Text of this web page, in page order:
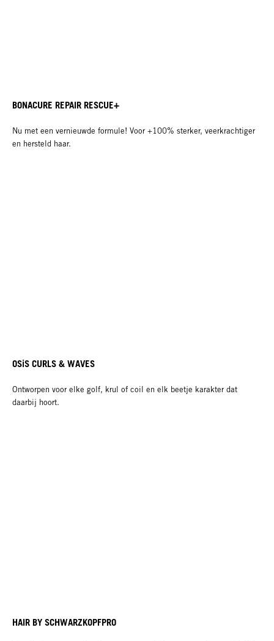
BONACURE REPAIR RESCUE+
Nu met een vernieuwde formule! Voor +100% sterker, veerkrachtiger
en hersteld haar.
OSiS CURLS & WAVES
Ontworpen voor elke golf, krul of coil en elk beetje karakter dat
daarbij hoort.
HAIR BY SCHWARZKOPFPRO